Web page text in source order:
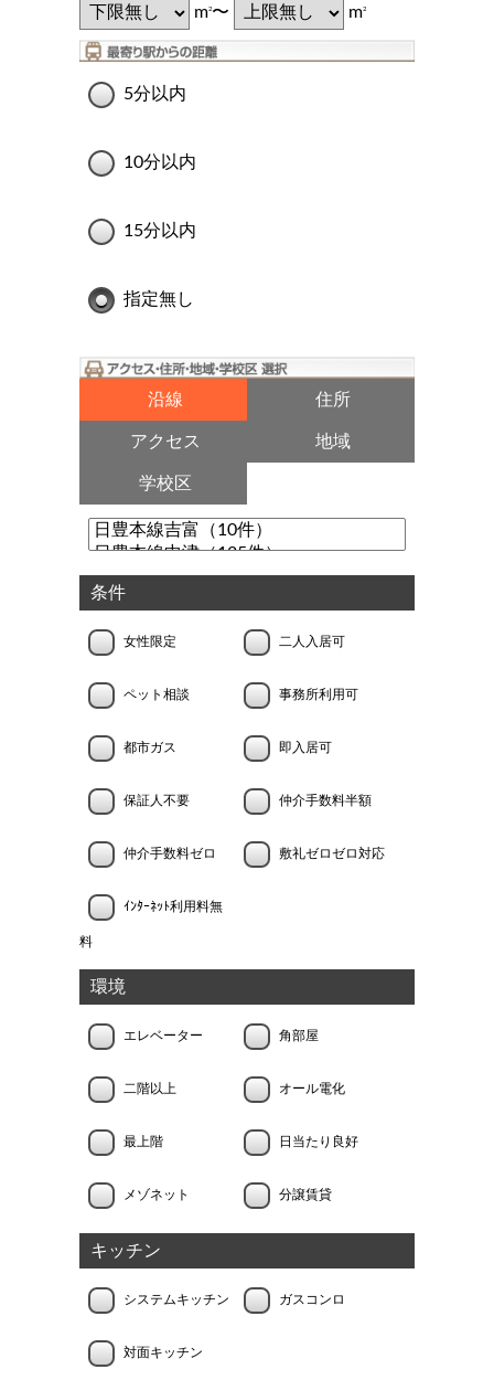
m2〜 m2
5分以内
10分以内
15分以内
指定無し
沿線 住所
アクセス 地域
学校区
条件
女性限定 二人入居可
ペット相談 事務所利用可
都市ガス 即入居可
保証人不要 仲介手数料半額
仲介手数料ゼロ 敷礼ゼロゼロ対応
ｲﾝﾀｰﾈｯﾄ利用料無
料
環境
エレベーター 角部屋
二階以上 オール電化
最上階 日当たり良好
メゾネット 分譲賃貸
キッチン
システムキッチン ガスコンロ
対面キッチン